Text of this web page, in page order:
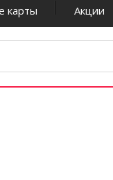
карты Акции